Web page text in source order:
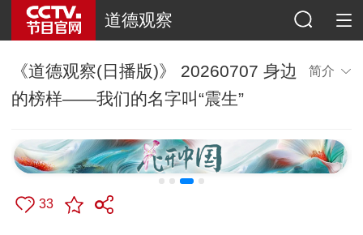
道德观察
《道德观察(日播版)》 20260707 身边
的榜样——我们的名字叫“震生”
简介
33